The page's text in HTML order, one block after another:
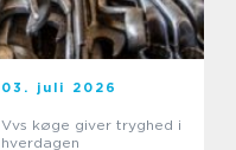
03. juli 2026
Vvs køge giver tryghed i
hverdagen